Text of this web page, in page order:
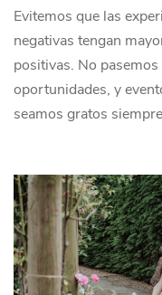
Evitemos que las
negativas tengan
positivas. No
oportunidades, y
seamos gratos